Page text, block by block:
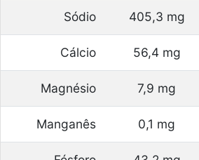
Sódio 405,3 mg
Cálcio 56,4 mg
Magnésio 7,9 mg
Manganês 0,1 mg